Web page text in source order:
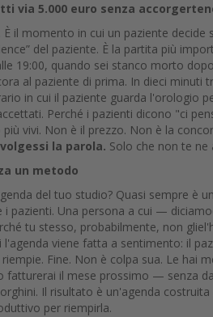
via 5.000 euro senza
il momento in cui un paziente decide
del paziente. È la partita più
19:00, quando sei stanco morto
al paziente di prima. In dieci minuti
in cui il paziente guarda l'orologio
Perché i pazienti dicono "ci
vivi. Non è il prezzo. Non è la
la parola. Solo che non te ne
un metodo
del tuo studio? Quasi sempre è
pazienti. Una persona a cui —
tu stesso, probabilmente, non
viene fatta a sentimento: il
Fine. Non è colpa sua. Le hai
il mese prossimo — senza
Il risultato è un'agenda
per riempirla.